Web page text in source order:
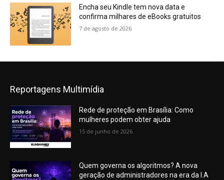
Encha seu Kindle tem nova data e
confirma milhares de eBooks gratuitos
7 de agosto de 2026
Reportagens Multimídia
Rede de proteção em Brasília: Como
mulheres podem obter ajuda
15 de junho de 2026
Quem governa os algoritmos? A nova
geração de administradores na era da I.A